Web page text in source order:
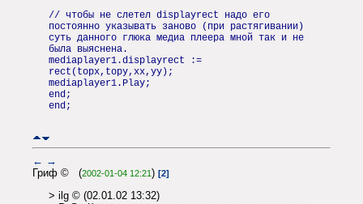
// чтобы не слетел displayrect надо его
постоянно указывать заново (при растягивании)
суть данного глюка медиа плеера мной так и не
была выяснена.
mediaplayer1.displayrect :=
rect(topx,topy,xx,yy);
mediaplayer1.Play;
end;
end;
← →
Гриф © (2002-01-04 12:21) [2]
> ilg © (02.01.02 13:32)